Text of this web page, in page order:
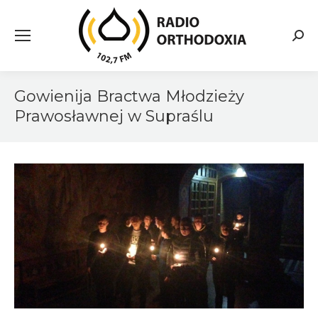
Gowienija Bractwa Młodzieży
Prawosławnej w Supraślu